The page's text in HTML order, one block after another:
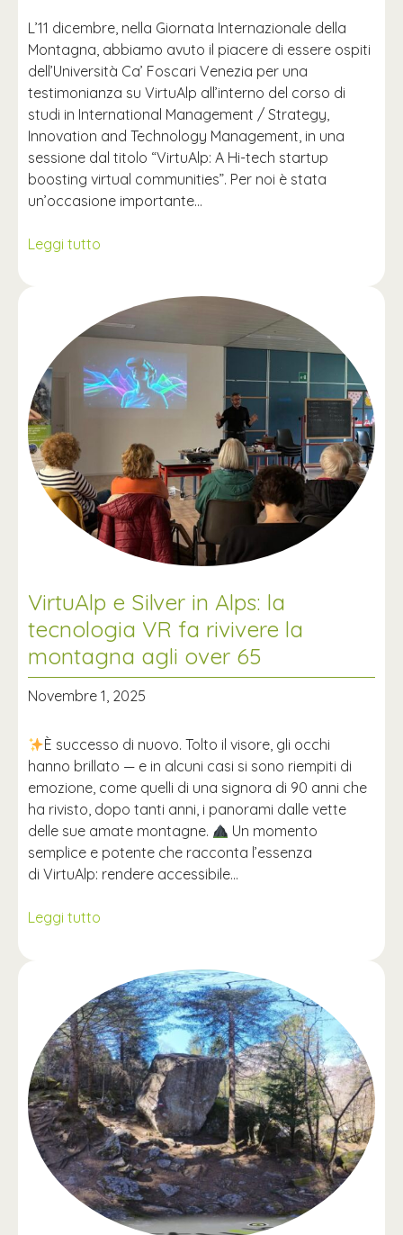
L’11 dicembre, nella Giornata Internazionale della
Montagna, abbiamo avuto il piacere di essere ospiti
dell’Università Ca’ Foscari Venezia per una
testimonianza su VirtuAlp all’interno del corso di
studi in International Management / Strategy,
Innovation and Technology Management, in una
sessione dal titolo “VirtuAlp: A Hi-tech startup
boosting virtual communities”. Per noi è stata
un’occasione importante…
Leggi tutto
VirtuAlp e Silver in Alps: la
tecnologia VR fa rivivere la
montagna agli over 65
Novembre 1, 2025
È successo di nuovo. Tolto il visore, gli occhi
hanno brillato — e in alcuni casi si sono riempiti di
emozione, come quelli di una signora di 90 anni che
ha rivisto, dopo tanti anni, i panorami dalle vette
delle sue amate montagne.
Un momento
semplice e potente che racconta l’essenza
di VirtuAlp: rendere accessibile…
Leggi tutto